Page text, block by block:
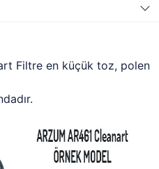
Filtre en küçük toz, polen